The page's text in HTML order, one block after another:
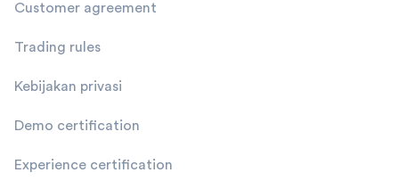
Customer agreement
Trading rules
Kebijakan privasi
Demo certification
Experience certification